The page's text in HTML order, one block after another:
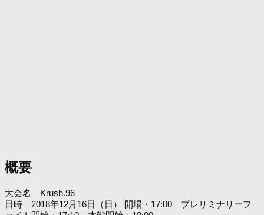
概要
大会名 Krush.96
日時 2018年12月16日（日） 開場・17:00 プレリミナリーフ